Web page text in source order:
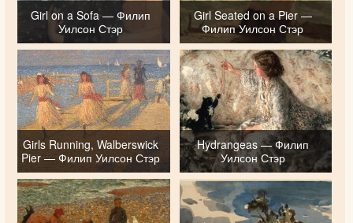
Girl on a Sofa — Филип
Уилсон Стэр
Girl Seated on a Pier —
Филип Уилсон Стэр
Girls Running, Walberswick
Pier — Филип Уилсон Стэр
Hydrangeas — Филип
Уилсон Стэр